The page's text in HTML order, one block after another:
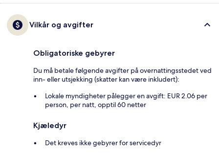
Vilkår og avgifter
Obligatoriske gebyrer
Du må betale følgende avgifter på overnattingsstedet ved
inn- eller utsjekking (skatter kan være inkludert):
Lokale myndigheter pålegger en avgift: EUR 2.06 per
person, per natt, opptil 60 netter
Kjæledyr
Det kreves ikke gebyrer for servicedyr